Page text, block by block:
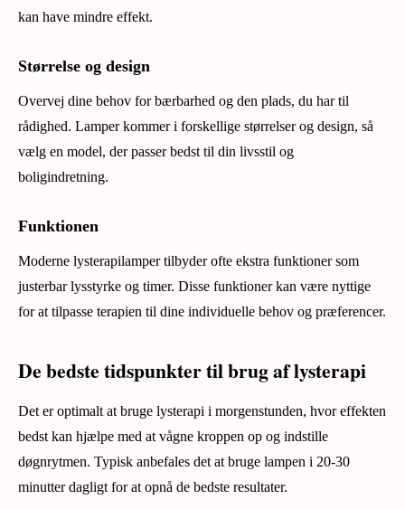
kan have mindre effekt.
Størrelse og design
Overvej dine behov for bærbarhed og den plads, du har til
rådighed. Lamper kommer i forskellige størrelser og design, så
vælg en model, der passer bedst til din livsstil og
boligindretning.
Funktionen
Moderne lysterapilamper tilbyder ofte ekstra funktioner som
justerbar lysstyrke og timer. Disse funktioner kan være nyttige
for at tilpasse terapien til dine individuelle behov og præferencer.
De bedste tidspunkter til brug af lysterapi
Det er optimalt at bruge lysterapi i morgenstunden, hvor effekten
bedst kan hjælpe med at vågne kroppen op og indstille
døgnrytmen. Typisk anbefales det at bruge lampen i 20-30
minutter dagligt for at opnå de bedste resultater.